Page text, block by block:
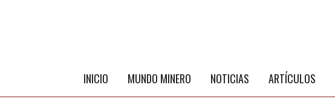
INICIO MUNDO MINERO NOTICIAS ARTÍCULOS